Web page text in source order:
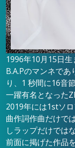
1996年10月15日生
B.A.Pのマンネで
り、1 秒間に16音
一躍有名となった
2019年には1stソ
曲作詞作曲だけで
しラップだけでは
前面に掲げた作品